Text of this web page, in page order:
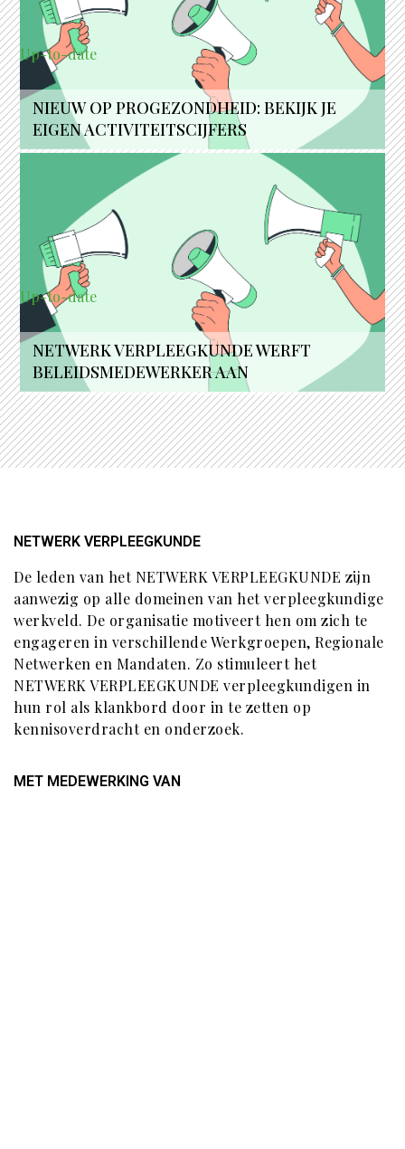
Up-to-date
NIEUW OP PROGEZONDHEID: BEKIJK JE
EIGEN ACTIVITEITSCIJFERS
Up-to-date
NETWERK VERPLEEGKUNDE WERFT
BELEIDSMEDEWERKER AAN
NETWERK VERPLEEGKUNDE
De leden van het NETWERK VERPLEEGKUNDE zijn
aanwezig op alle domeinen van het verpleegkundige
werkveld. De organisatie motiveert hen om zich te
engageren in verschillende Werkgroepen, Regionale
Netwerken en Mandaten. Zo stimuleert het
NETWERK VERPLEEGKUNDE verpleegkundigen in
hun rol als klankbord door in te zetten op
kennisoverdracht en onderzoek.
MET MEDEWERKING VAN